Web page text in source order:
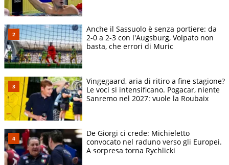
Anche il Sassuolo è senza portiere: da
2-0 a 2-3 con l'Augsburg, Volpato non
basta, che errori di Muric
Vingegaard, aria di ritiro a fine stagione?
Le voci si intensificano. Pogacar, niente
Sanremo nel 2027: vuole la Roubaix
De Giorgi ci crede: Michieletto
convocato nel raduno verso gli Europei.
A sorpresa torna Rychlicki